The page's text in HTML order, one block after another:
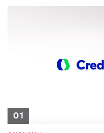
01